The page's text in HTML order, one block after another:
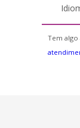
Tem